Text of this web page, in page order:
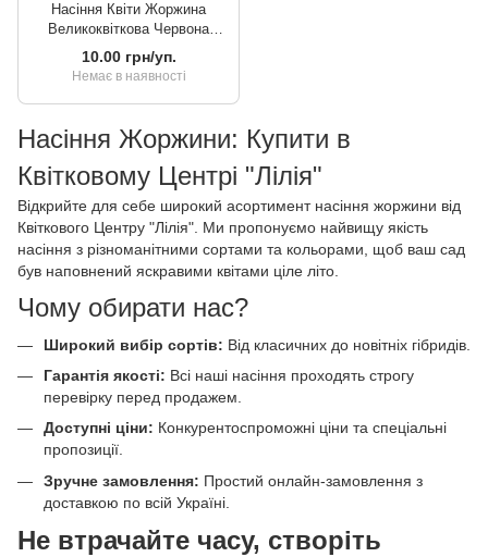
Насіння Квіти Жоржина
Великоквіткова Червона
Стрічка 0,2 г Насіння України
10.00 грн/уп.
Немає в наявності
Насіння Жоржини: Купити в
Квітковому Центрі "Лілія"
Відкрийте для себе широкий асортимент насіння жоржини від
Квіткового Центру "Лілія". Ми пропонуємо найвищу якість
насіння з різноманітними сортами та кольорами, щоб ваш сад
був наповнений яскравими квітами ціле літо.
Чому обирати нас?
Широкий вибір сортів: Від класичних до новітніх гібридів.
Гарантія якості: Всі наші насіння проходять строгу
перевірку перед продажем.
Доступні ціни: Конкурентоспроможні ціни та спеціальні
пропозиції.
Зручне замовлення: Простий онлайн-замовлення з
доставкою по всій Україні.
Не втрачайте часу, створіть